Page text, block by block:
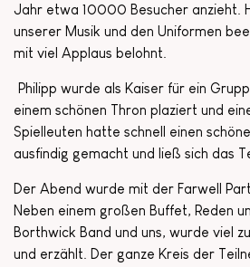
Jahr etwa 10000 Besucher anzieht.
unserer Musik und den Uniformen
mit viel Applaus belohnt.
Philipp wurde als Kaiser für ein
einem schönen Thron plaziert und
Spielleuten hatte schnell einen
ausfindig gemacht und ließ sich das
Der Abend wurde mit der Farwell
Neben einem großen Buffet, Reden
Borthwick Band und uns, wurde viel
und erzählt. Der ganze Kreis der